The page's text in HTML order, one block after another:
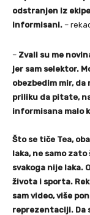
odstranjen iz
informisani. –
– Zvali su me
jer sam selektor.
obezbedim mir, da
priliku da pitate,
informisana malo
Što se tiče Tea,
laka, ne samo
svakoga nije laka.
života i sporta.
sam video, više
reprezentaciji. Da